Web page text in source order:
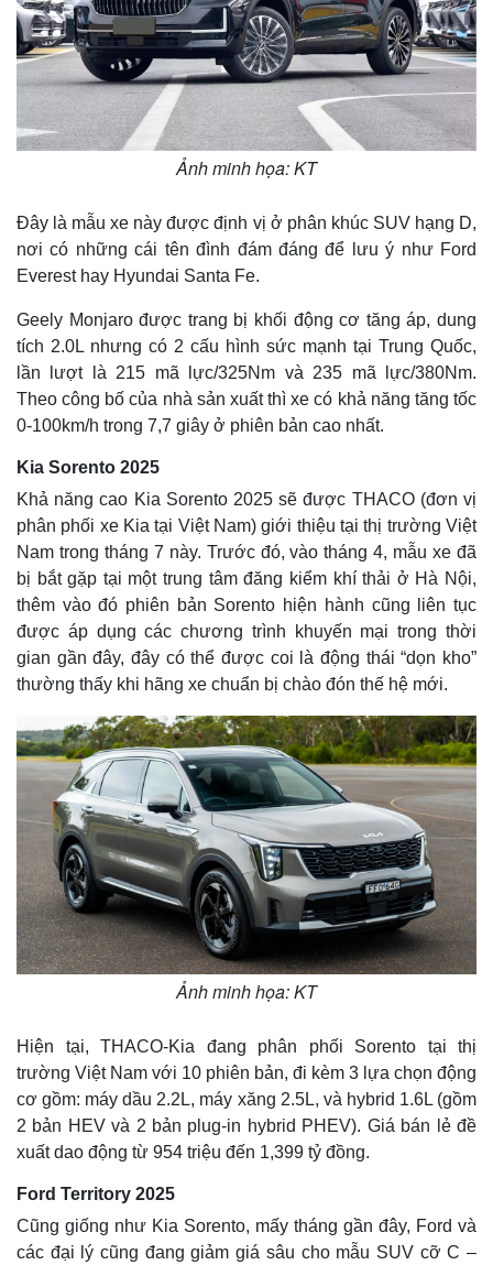
Pháp luật
Tư vấn luật
Quân sự - Quốc phòng
Vũ khí
Phân tích
Ảnh minh họa: KT
Đây là mẫu xe này được định vị ở phân khúc SUV hạng D,
nơi có những cái tên đình đám đáng để lưu ý như Ford
Everest hay Hyundai Santa Fe.
Geely Monjaro được trang bị khối động cơ tăng áp, dung
tích 2.0L nhưng có 2 cấu hình sức mạnh tại Trung Quốc,
lần lượt là 215 mã lực/325Nm và 235 mã lực/380Nm.
Theo công bố của nhà sản xuất thì xe có khả năng tăng tốc
0-100km/h trong 7,7 giây ở phiên bản cao nhất.
Kia Sorento 2025
Khả năng cao Kia Sorento 2025 sẽ được THACO (đơn vị
phân phối xe Kia tại Việt Nam) giới thiệu tại thị trường Việt
Nam trong tháng 7 này. Trước đó, vào tháng 4, mẫu xe đã
bị bắt gặp tại một trung tâm đăng kiểm khí thải ở Hà Nội,
thêm vào đó phiên bản Sorento hiện hành cũng liên tục
được áp dụng các chương trình khuyến mại trong thời
gian gần đây, đây có thể được coi là động thái “dọn kho”
thường thấy khi hãng xe chuẩn bị chào đón thế hệ mới.
Ảnh minh họa: KT
Hiện tại, THACO-Kia đang phân phối Sorento tại thị
trường Việt Nam với 10 phiên bản, đi kèm 3 lựa chọn động
cơ gồm: máy dầu 2.2L, máy xăng 2.5L, và hybrid 1.6L (gồm
2 bản HEV và 2 bản plug-in hybrid PHEV). Giá bán lẻ đề
xuất dao động từ 954 triệu đến 1,399 tỷ đồng.
Ford Territory 2025
Cũng giống như Kia Sorento, mấy tháng gần đây, Ford và
các đại lý cũng đang giảm giá sâu cho mẫu SUV cỡ C –